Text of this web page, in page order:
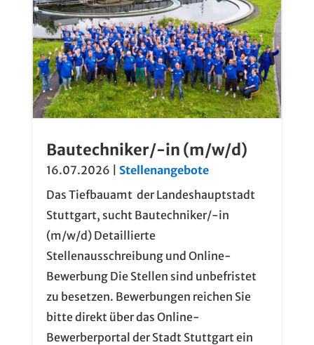
Bautechniker/-in (m/w/d)
16.07.2026
Stellenangebote
Das Tiefbauamt der Landeshauptstadt
Stuttgart, sucht Bautechniker/-in
(m/w/d) Detaillierte
Stellenausschreibung und Online-
Bewerbung Die Stellen sind unbefristet
zu besetzen. Bewerbungen reichen Sie
bitte direkt über das Online-
Bewerberportal der Stadt Stuttgart ein